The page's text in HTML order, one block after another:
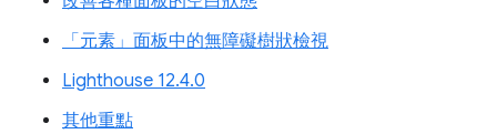
「元素」面板中的無障礙樹狀檢視
Lighthouse 12.4.0
其他重點